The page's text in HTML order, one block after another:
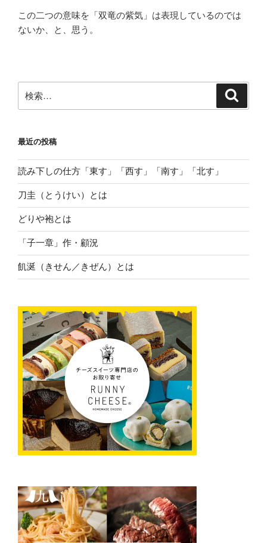
この二つの意味を「双竜の紫気」は表現しているのでは
ないか、と、思う。
索:
最近の投稿
読み下しの仕方「東す」「西す」「南す」「北す」
刀圭（とうけい）とは
どりや袍とは
「子一章」作・顧況
飢涎（きせん／きぜん）とは